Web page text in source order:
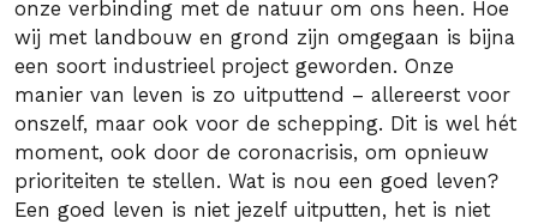
onze verbinding met de natuur om ons heen. Hoe
wij met landbouw en grond zijn omgegaan is bijna
een soort industrieel project geworden. Onze
manier van leven is zo uitputtend – allereerst voor
onszelf, maar ook voor de schepping. Dit is wel hét
moment, ook door de coronacrisis, om opnieuw
prioriteiten te stellen. Wat is nou een goed leven?
Een goed leven is niet jezelf uitputten, het is niet